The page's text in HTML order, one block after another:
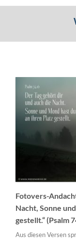
Fotovers-
Nacht, Sonne
gestellt.“ (Psalm
Aus diesen Versen